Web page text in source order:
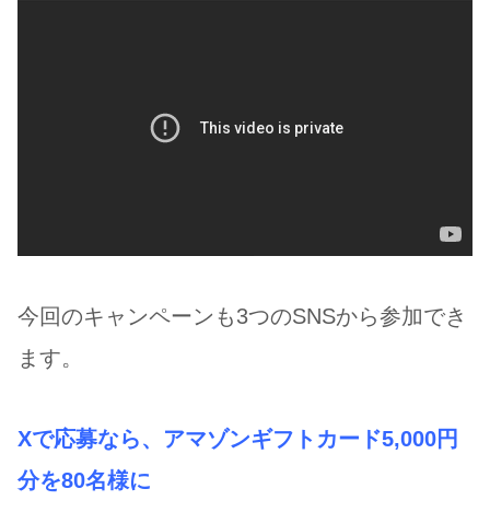
今回のキャンペーンも3つのSNSから参加でき
ます。
Xで応募なら、アマゾンギフトカード5,000円
分を80名様に